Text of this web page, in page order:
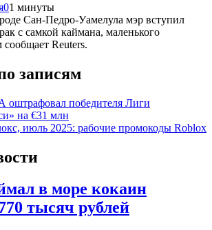
01 минуты
Сан-Педро-Уамелула мэр вступил
с самкой каймана, маленького
Reuters.
записям
победителя Лиги
на €31 млн
июль 2025: рабочие промокоды Roblox
в море кокаин
тысяч рублей